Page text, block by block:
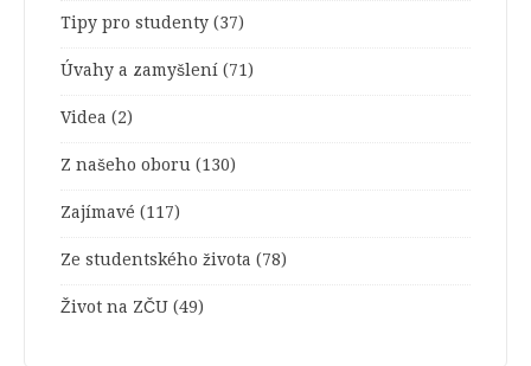
Tipy pro studenty (37)
Úvahy a zamyšlení (71)
Videa (2)
Z našeho oboru (130)
Zajímavé (117)
Ze studentského života (78)
Život na ZČU (49)